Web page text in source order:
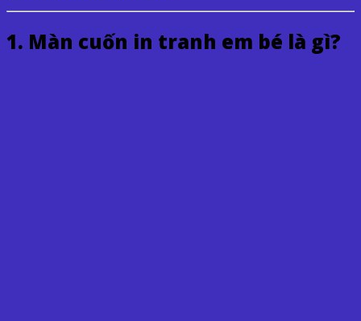
1. Màn cuốn in tranh em bé là gì?